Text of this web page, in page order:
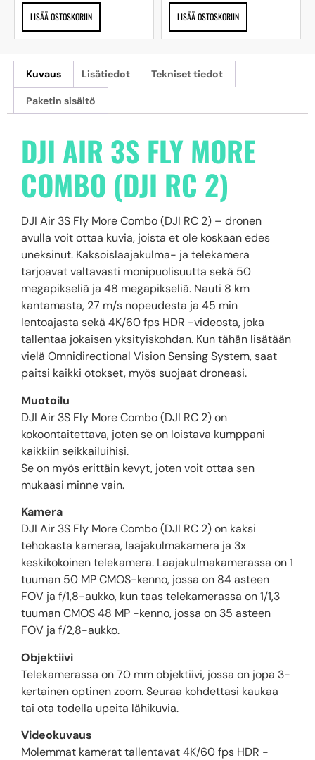
LISÄÄ OSTOSKORIIN LISÄÄ OSTOSKORIIN
Kuvaus Lisätiedot Tekniset tiedot
Paketin sisältö
DJI AIR 3S FLY MORE
COMBO (DJI RC 2)
DJI Air 3S Fly More Combo (DJI RC 2) – dronen
avulla voit ottaa kuvia, joista et ole koskaan edes
uneksinut. Kaksoislaajakulma- ja telekamera
tarjoavat valtavasti monipuolisuutta sekä 50
megapikseliä ja 48 megapikseliä. Nauti 8 km
kantamasta, 27 m/s nopeudesta ja 45 min
lentoajasta sekä 4K/60 fps HDR -videosta, joka
tallentaa jokaisen yksityiskohdan. Kun tähän lisätään
vielä Omnidirectional Vision Sensing System, saat
paitsi kaikki otokset, myös suojaat droneasi.
Muotoilu
DJI Air 3S Fly More Combo (DJI RC 2) on
kokoontaitettava, joten se on loistava kumppani
kaikkiin seikkailuihisi.
Se on myös erittäin kevyt, joten voit ottaa sen
mukaasi minne vain.
Kamera
DJI Air 3S Fly More Combo (DJI RC 2) on kaksi
tehokasta kameraa, laajakulmakamera ja 3x
keskikokoinen telekamera. Laajakulmakamerassa on 1
tuuman 50 MP CMOS-kenno, jossa on 84 asteen
FOV ja f/1,8-aukko, kun taas telekamerassa on 1/1,3
tuuman CMOS 48 MP -kenno, jossa on 35 asteen
FOV ja f/2,8-aukko.
Objektiivi
Telekamerassa on 70 mm objektiivi, jossa on jopa 3-
kertainen optinen zoom. Seuraa kohdettasi kaukaa
tai ota todella upeita lähikuvia.
Videokuvaus
Molemmat kamerat tallentavat 4K/60 fps HDR -